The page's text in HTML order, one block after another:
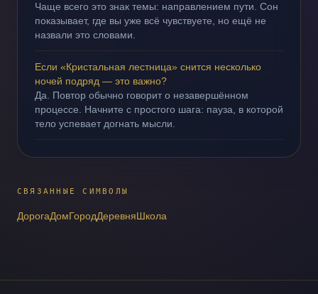
Чаще всего это знак темы: направлением пути. Сон
показывает, где вы уже всё чувствуете, но ещё не
назвали это словами.
Если «Кристальная лестница» снится несколько
ночей подряд — это важно?
Да. Повтор обычно говорит о незавершённом
процессе. Начните с простого шага: пауза, в которой
тело успевает догнать мысли.
СВЯЗАННЫЕ СИМВОЛЫ
ДорогаДомГородДеревняШкола